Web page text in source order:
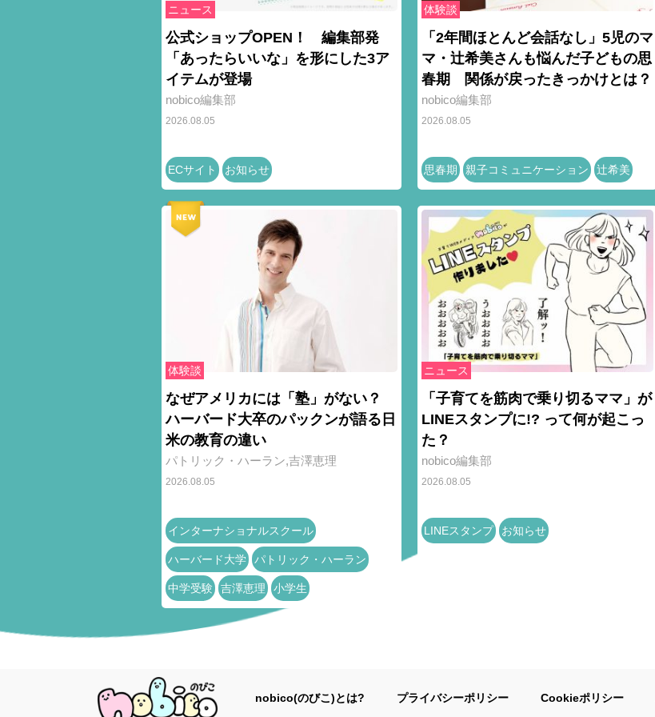
ニュース
公式ショップOPEN！ 編集部発
「あったらいいな」を形にした3ア
イテムが登場
nobico編集部
2026.08.05
ECサイト お知らせ
体験談
「2年間ほとんど会話なし」5児のマ
マ・辻希美さんも悩んだ子どもの思
春期 関係が戻ったきっかけとは？
nobico編集部
2026.08.05
思春期 親子コミュニケーション 辻希美
体験談
なぜアメリカには「塾」がない？
ハーバード大卒のパックンが語る日
米の教育の違い
パトリック・ハーラン,吉澤恵理
2026.08.05
インターナショナルスクール
ハーバード大学 パトリック・ハーラン
中学受験 吉澤恵理 小学生
ニュース
「子育てを筋肉で乗り切るママ」が
LINEスタンプに!? って何が起こっ
た？
nobico編集部
2026.08.05
LINEスタンプ お知らせ
nobico(のびこ)とは? プライバシーポリシー Cookieポリシー